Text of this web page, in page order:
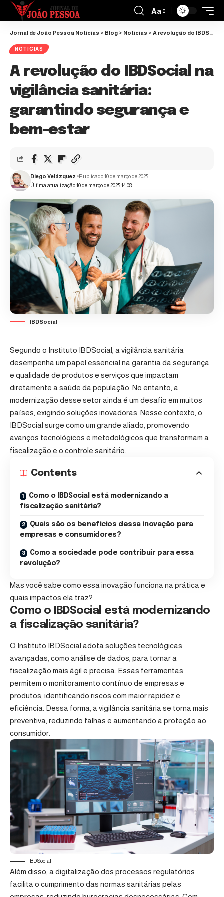
Aa
Jornal de João Pessoa Notícias > Blog > Noticias > A revolução do IBDSocial na vigilância sanitária: garantindo segurança e bem-estar
NOTICIAS
A revolução do IBDSocial na
vigilância sanitária:
garantindo segurança e
bem-estar
Última atualização 10 de março de 2025 14:08
Diego Velázquez Publicado 10 de março de 2025
IBDSocial
Segundo o Instituto IBDSocial, a vigilância sanitária
desempenha um papel essencial na garantia da segurança
e qualidade de produtos e serviços que impactam
diretamente a saúde da população. No entanto, a
modernização desse setor ainda é um desafio em muitos
países, exigindo soluções inovadoras. Nesse contexto, o
IBDSocial surge como um grande aliado, promovendo
avanços tecnológicos e metodológicos que transformam a
fiscalização e o controle sanitário.
Contents
Como o IBDSocial está modernizando a
fiscalização sanitária?
Quais são os benefícios dessa inovação para
empresas e consumidores?
Como a sociedade pode contribuir para essa
revolução?
Mas você sabe como essa inovação funciona na prática e
quais impactos ela traz?
Como o IBDSocial está modernizando
a fiscalização sanitária?
O Instituto IBDSocial adota soluções tecnológicas
avançadas, como análise de dados, para tornar a
fiscalização mais ágil e precisa. Essas ferramentas
permitem o monitoramento contínuo de empresas e
produtos, identificando riscos com maior rapidez e
eficiência. Dessa forma, a vigilância sanitária se torna mais
preventiva, reduzindo falhas e aumentando a proteção ao
consumidor.
IBDSocial
Além disso, a digitalização dos processos regulatórios
facilita o cumprimento das normas sanitárias pelas